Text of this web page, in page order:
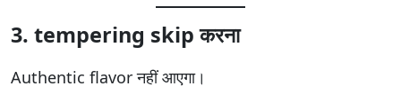
3. tempering skip करना
Authentic flavor नहीं आएगा।